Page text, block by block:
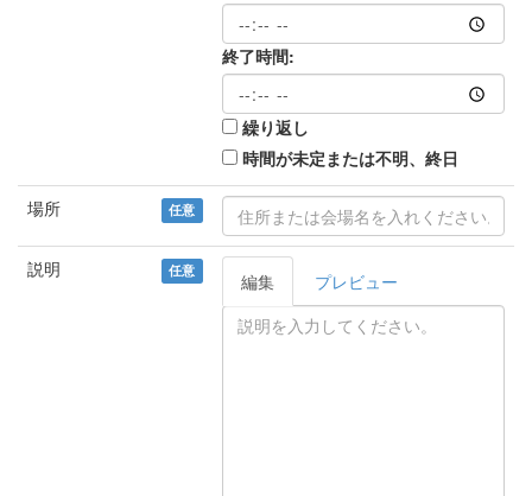
終了時間:
繰り返し
時間が未定または不明、終日
場所 任意
説明 任意 編集 プレビュー